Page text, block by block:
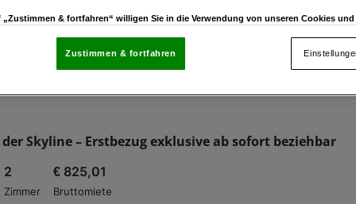
2 € 198.500,00
Skyline – Erstbezug exklusive ab sofort beziehbar
2
Zimmer
€ 825,01
Bruttomiete
„Zustimmen & fortfahren“ willigen Sie in die Verwendung von unseren Cookies
die sich auf jeder Seite unten im Footer befinden.
Standortdaten. Endgeräteeigenschaften zur Identifikation aktiv abfragen. Speichern
auf einem Endgerät. Personalisierte Werbung und Inhalte, Messung von Werbeleistung
(Lieferanten)
Zustimmen & fortfahren